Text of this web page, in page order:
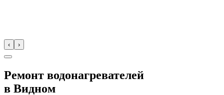
‹ ›
Ремонт водонагревателей
в Видном